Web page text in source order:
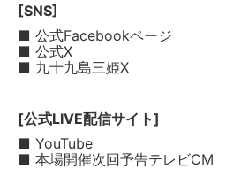
[SNS]
■ 公式Facebookページ
■ 公式X
■ 九十九島三姫X
[公式LIVE配信サイト]
■ YouTube
■ 本場開催次回予告テレビCM